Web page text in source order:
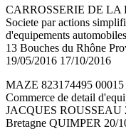
CARROSSERIE DE LA
Societe par actions
d'equipements
13 Bouches du Rhône
19/05/2016 17/10/2016
MAZE 823174495 00015
Commerce de detail
JACQUES ROUSSEAU
Bretagne QUIMPER 20/